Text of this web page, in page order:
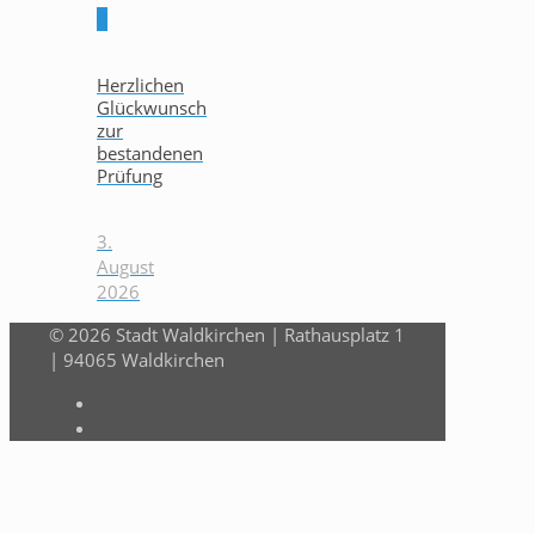
Herzlichen
Glückwunsch
zur
bestandenen
Prüfung
3.
August
2026
© 2026 Stadt Waldkirchen | Rathausplatz 1
| 94065 Waldkirchen